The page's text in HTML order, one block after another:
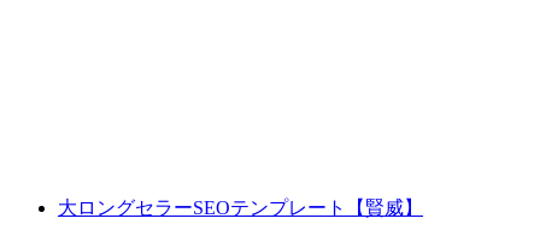
大ロングセラーSEOテンプレート【賢威】